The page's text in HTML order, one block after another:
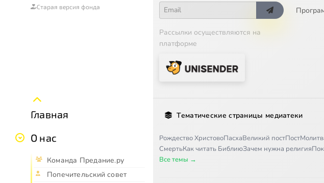
Старая версия фонда
Главная
О нас
Команда Предание.ру
Попечительский совет
Рассылки осуществляются на
платформе
Тематические страницы медиатеки
Рождество ХристовоПасхаВеликий постПост
СмертьКак читать БиблиюЗачем нужна религия
Все темы →